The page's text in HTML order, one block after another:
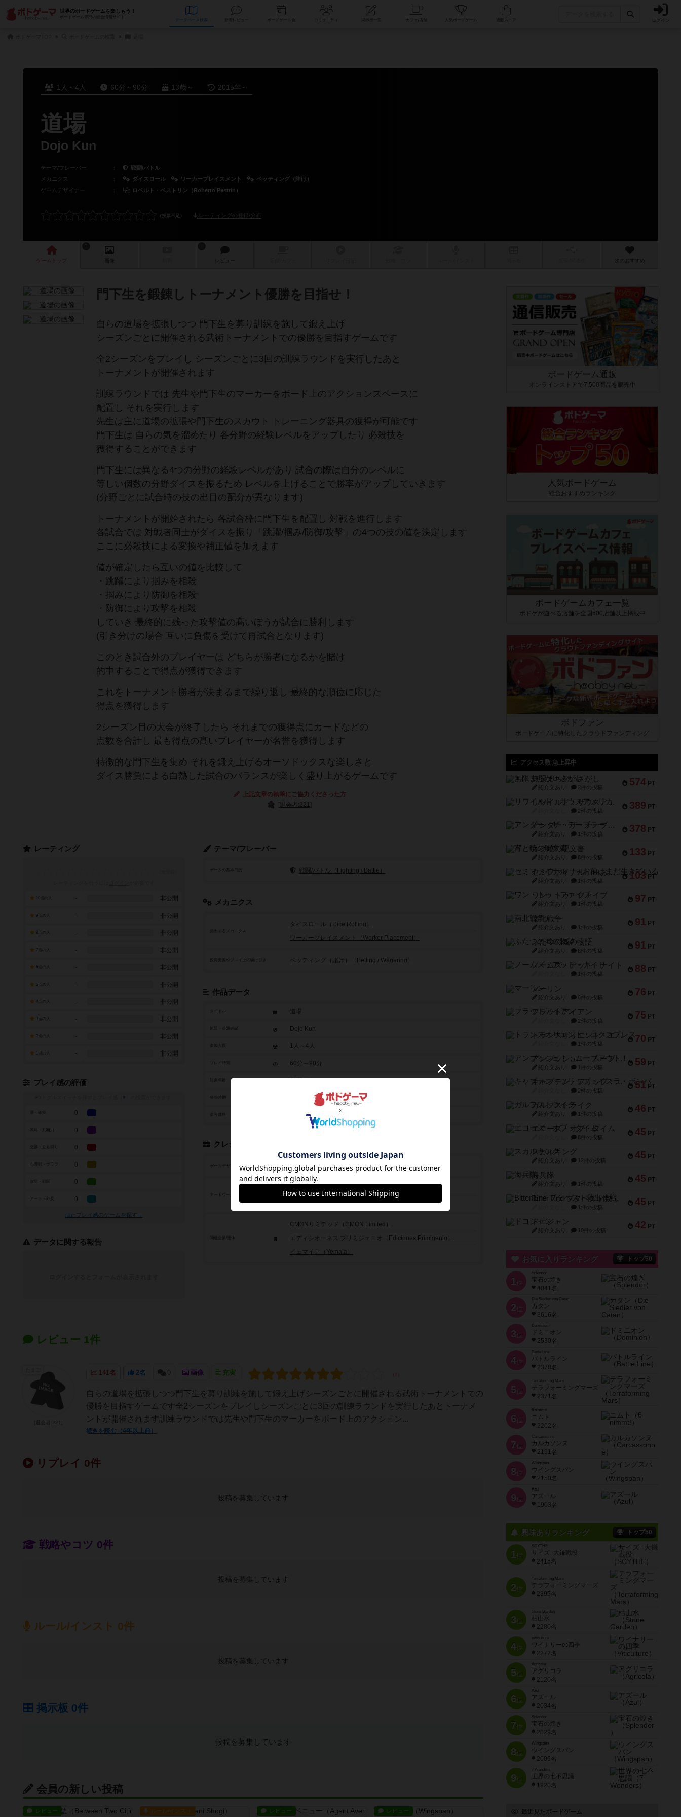
世界のボードゲームを楽しもう！
ボードゲーム専門の総合情報サイト
データベース コミュニティ 人気ボードゲーム ログイン
1人～4人 60分～90分 13歳～ 2015年～
道場
Dojo Kun
テーマ/フレーバー ：
戦闘/バトル
メカニクス
： ダイスロール ワーカープレイスメント
ベッティング（賭け）
ゲームデザイナー
： ロベルト・ペストリン（Roberto Pestrin）
レーティングの登録/分布
ゲーム 画像 レビュー 次のおすすめ
門下生を鍛錬しトーナメント優勝を目指せ！
自らの道場を拡張しつつ 門下生を募り訓練を施して鍛え上げ
シーズンごとに開催される武術トーナメントでの優勝を目指すゲームです
全2シーズンをプレイし シーズンごとに3回の訓練ラウンドを実行したあと
トーナメントが開催されます
訓練ラウンドでは 先生や門下生のマーカーをボード上のアクションスペースに
配置し それを実行します
先生は主に道場の拡張や門下生のスカウト トレーニング器具の獲得が可能です
門下生は 自らの気を溜めたり 各分野の経験レベルをアップしたり 必殺技を
獲得することができます
門下生には異なる4つの分野の経験レベルがあり 試合の際は自分のレベルに
等しい個数の分野ダイスを振るため レベルを上げることで勝率がアップしていきます
(分野ごとに試合時の技の出目の配分が異なります)
トーナメントが開始されたら 各試合枠に門下生を配置し 対戦を進行します
各試合では 対戦者同士がダイスを振り「跳躍/掴み/防御/攻撃」の4つの技の値を決定します
ここに必殺技による変換や補正値を加えます
値が確定したら互いの値を比較して
・跳躍により掴みを相殺
・掴みにより防御を相殺
・防御により攻撃を相殺
していき 最終的に残った攻撃値の髙いほうが試合に勝利します
(引き分けの場合 互いに負傷を受けて再試合となります)
このとき試合外のプレイヤーは どちらが勝者になるかを賭け
的中することで得点が獲得できます
これをトーナメント勝者が決まるまで繰り返し 最終的な順位に応じた
得点を獲得します
2シーズン目の大会が終了したら それまでの獲得点にカードなどの
点数を合計し 最も得点の髙いプレイヤーが名誉を獲得します
特徴的な門下生を集め それを鍛え上げるオーソドックスな楽しさと
ダイス勝負による白熱した試合のバランスが楽しく盛り上がるゲームです
上記文章の執筆にご協力くださった方
[退会者:221]
テーマ/フレーバー
ゲームの基本目的 戦闘/バトル（Fighting / Battle）
メカニクス
頻出するメカニクス
ダイスロール（Dice Rolling）
ワーカープレイスメント（Worker Placement）
投資要素やプレイ上の駆け引き ベッティング（賭け）（Betting / Wagering）
作品データ
タイトル 道場
Dojo Kun
参加人数 1人～4人
60分～90分
13歳から
2015年～
参考価格 未登録
クレジット
ゲームデザイン ロベルト・ペストリン（Roberto Pestrin）
シモン・デラディオ（Simone Delladio）
CMONリミテッド（CMON Limited）
エディシオーネス プリミジェニオ（Ediciones Primigenio）
イェマイア（Yemaia）
レーティング
- 非公開
- 非公開
- 非公開
7点の人 - 非公開
- 非公開
- 非公開
- 非公開
- 非公開
- 非公開
- 非公開
プレイ感の評価
※
0
戦略・判断力 0
0
0
0
アート・外見 0
似たプレイ感のゲームを探す→
データに関する報告
レビュー 1件
141名 2名 0 画像 充実
自らの道場を拡張しつつ門下生を募り訓練を施して鍛え上げシーズンごとに開催される武術トーナメントでの
優勝を目指すゲームです全2シーズンをプレイしシーズンごとに3回の訓練ラウンドを実行したあとトーナメ
ントが開催されます訓練ラウンドでは先生や門下生のマーカーをボード上のアクション...
続きを読む（4年以上前）
リプレイ 0件
投稿を募集しています
戦略やコツ 0件
投稿を募集しています
ルール/インスト 0件
投稿を募集しています
掲示板 0件
投稿を募集しています
会員の新しい投稿
レビュー ルール/インスト レビュー レビュー
ボードゲーム通販
オンラインストアで7,500商品を販売中
人気ボードゲーム
総合おすすめランキング
ボードゲームカフェ一覧
ボドゲが遊べる店舗を全国500店舗以上掲載中
ボドファン
ボードゲームに特化したクラウドファンディング
アクセス数 急上昇中
574 PT
無限まちがいさがし
紹介文あり 2件の投稿
389 PT
リワイルド：サウスアメリカ
2件の投稿
378 PT
アンダー・ザ・テーブラー
紹介文あり 1件の投稿
133 PT
宵と暁の呪文書
紹介文あり 8件の投稿
103 PT
セミファイナル ～お前はまだ生きている～
紹介文あり 1件の投稿
97 PT
ワン・トゥ・ファイブ
紹介文あり 1件の投稿
91 PT
南北戦争
紹介文あり 1件の投稿
91 PT
ふたつの城の物語
紹介文あり 6件の投稿
88 PT
ノームズ・アット・ナイト
1件の投稿
76 PT
マーリン
紹介文あり 6件の投稿
75 PT
フラットアイアン
2件の投稿
70 PT
トランスオリエント・エクスプレス
1件の投稿
59 PT
アンブッシュ！：ムーブアウト！
紹介文あり 1件の投稿
51 PT
キャプテン・フリップ：イスラ・ボンバ
2件の投稿
46 PT
ガルフストライク
紹介文あり 1件の投稿
45 PT
エコーズ・オブ・タイム
8件の投稿
45 PT
スカルキング
紹介文あり 12件の投稿
45 PT
海兵隊
紹介文あり 1件の投稿
45 PT
Bitter End ブタペスト救出作戦
1件の投稿
42 PT
ドコジャン
紹介文あり 10件の投稿
お気に入りランキング トップ50
1 位
宝石の煌き
4041名
2 位
Die Siedler von Catan
カタン
3616名
3 位
ドミニオン
2530名
4位
Battle Line
バトルライン
2378名
5 位
Terraforming Mars
テラフォーミングマーズ
2371名
6 位
ニムト
2202名
7 位
Carcassonne
カルカソンヌ
2191名
8 位
Wingspan
ウイングスパン
2150名
9 位
Azul
アズール
1903名
興味ありランキング トップ50
1位
SCYTHE
サイズ -大鎌戦役-
2415名
2位
Terraforming Mars
テラフォーミングマーズ
2395名
3位
Stone Garden
枯山水
2280名
4位
Viticulture
ワイナリーの四季
2272名
5位
Agricola
アグリコラ
2120名
6位
Azul
アズール
2034名
7位
宝石の煌き
2029名
8位
Wingspan
ウイングスパン
2006名
9位
7 Wonders
世界の七不思議
1920名
最近見たボードゲーム